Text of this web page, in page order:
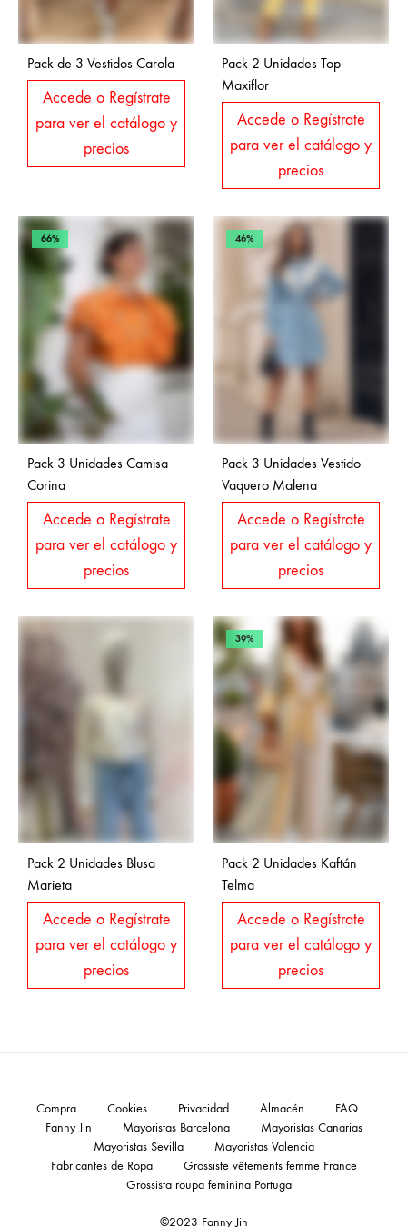
Pack de 3 Vestidos Carola
Accede o Regístrate
para ver el catálogo y
precios
Pack 2 Unidades Top
Maxiflor
Accede o Regístrate
para ver el catálogo y
precios
66%
Pack 3 Unidades Camisa
Corina
Accede o Regístrate
para ver el catálogo y
precios
46%
Pack 3 Unidades Vestido
Vaquero Malena
Accede o Regístrate
para ver el catálogo y
precios
Pack 2 Unidades Blusa
Marieta
Accede o Regístrate
para ver el catálogo y
precios
39%
Pack 2 Unidades Kaftán
Telma
Accede o Regístrate
para ver el catálogo y
precios
©2023 Fanny Jin
Compra Cookies Privacidad Almacén
FAQ
Fanny Jin
Mayoristas Barcelona
Mayoristas Canarias
Mayoristas Sevilla
Mayoristas Valencia
Fabricantes de Ropa
Grossiste vêtements femme France
Grossista roupa feminina Portugal